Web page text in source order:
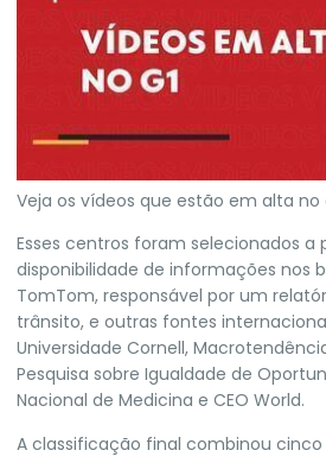
Veja os vídeos que estão em alta no
Esses centros foram selecionados a
disponibilidade de informações nos
TomTom, responsável por um
trânsito, e outras fontes
Universidade Cornell,
Pesquisa sobre Igualdade de
Nacional de Medicina e CEO World.
A classificação final combinou